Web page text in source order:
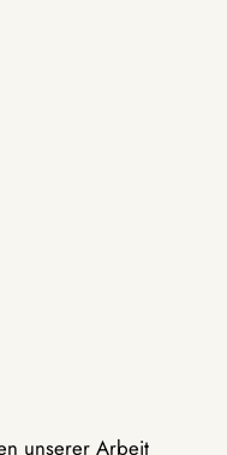
unserer Arbeit